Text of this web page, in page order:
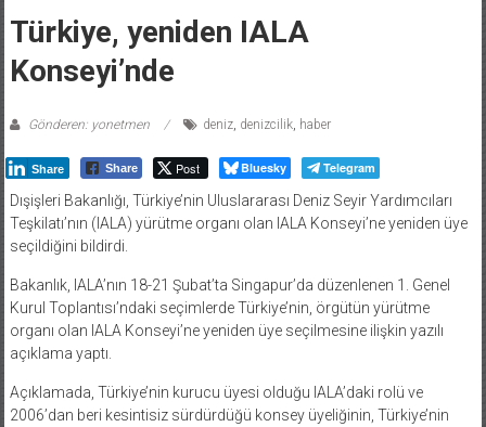
Türkiye, yeniden IALA
Konseyi’nde
Gönderen: yonetmen deniz, denizcilik, haber
Share Share Post Bluesky Telegram
Dışişleri Bakanlığı, Türkiye’nin Uluslararası Deniz Seyir Yardımcıları
Teşkilatı’nın (IALA) yürütme organı olan IALA Konseyi’ne yeniden üye
seçildiğini bildirdi.
Bakanlık, IALA’nın 18-21 Şubat’ta Singapur’da düzenlenen 1. Genel
Kurul Toplantısı’ndaki seçimlerde Türkiye’nin, örgütün yürütme
organı olan IALA Konseyi’ne yeniden üye seçilmesine ilişkin yazılı
açıklama yaptı.
Açıklamada, Türkiye’nin kurucu üyesi olduğu IALA’daki rolü ve
2006’dan beri kesintisiz sürdürdüğü konsey üyeliğinin, Türkiye’nin